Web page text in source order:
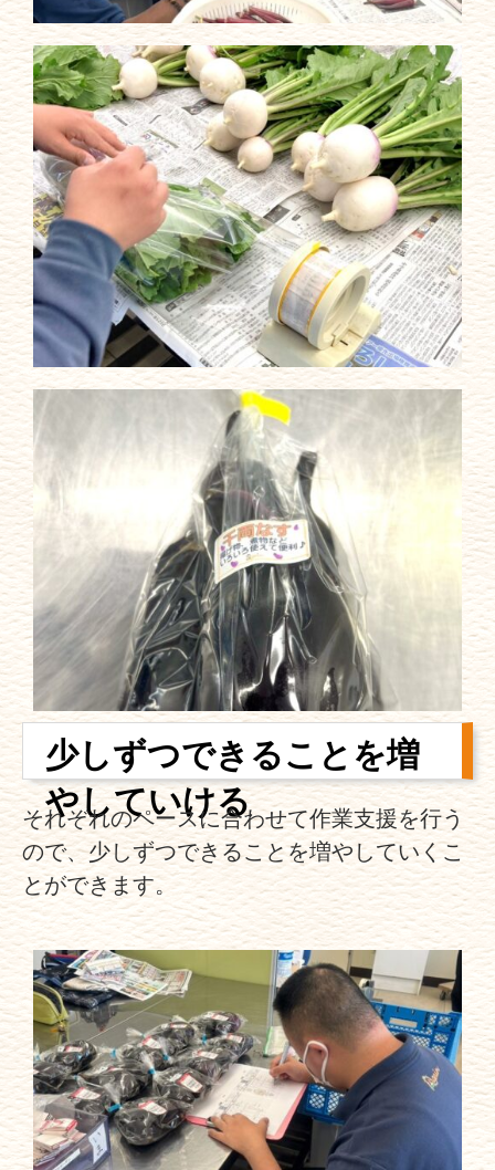
少しずつできることを増
やしていける
それぞれのペースに合わせて作業支援を行う
ので、少しずつできることを増やしていくこ
とができます。